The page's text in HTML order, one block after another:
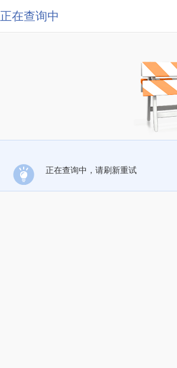
正在查询中
正在查询中，请刷新重试